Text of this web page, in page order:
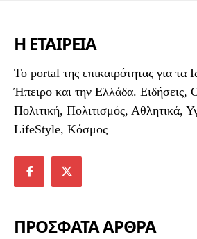
Η ΕΤΑΙΡΕΙΑ
To portal της επικαιρότητας για τα
Ήπειρο και την Ελλάδα. Ειδήσεις,
Πολιτική, Πολιτισμός, Αθλητικά,
LifeStyle, Κόσμος
ΠΡΟΣΦΑΤΑ ΑΡΘΡΑ